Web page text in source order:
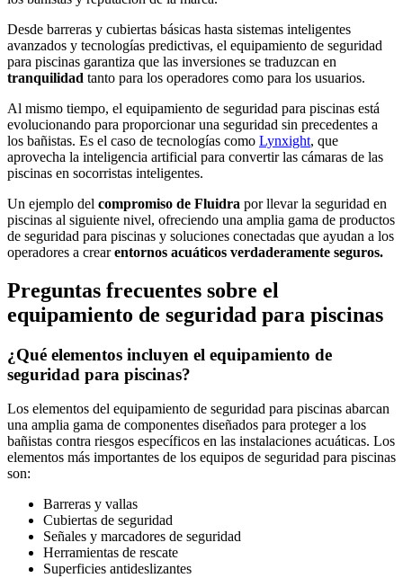
Desde barreras y cubiertas básicas hasta sistemas inteligentes
avanzados y tecnologías predictivas, el equipamiento de seguridad
para piscinas garantiza que las inversiones se traduzcan en
tranquilidad tanto para los operadores como para los usuarios.
Al mismo tiempo, el equipamiento de seguridad para piscinas está
evolucionando para proporcionar una seguridad sin precedentes a
los bañistas. Es el caso de tecnologías como Lynxight, que
aprovecha la inteligencia artificial para convertir las cámaras de las
piscinas en socorristas inteligentes.
Un ejemplo del compromiso de Fluidra por llevar la seguridad en
piscinas al siguiente nivel, ofreciendo una amplia gama de productos
de seguridad para piscinas y soluciones conectadas que ayudan a los
operadores a crearentornos acuáticos verdaderamente seguros.
Preguntas frecuentes sobre el
equipamiento de seguridad para piscinas
¿Qué elementos incluyen el equipamiento de
seguridad para piscinas?
Los elementos del equipamiento de seguridad para piscinas abarcan
una amplia gama de componentes diseñados para proteger a los
bañistas contra riesgos específicos en las instalaciones acuáticas. Los
elementos más importantes de los equipos de seguridad para piscinas
son:
Barreras y vallas
Cubiertas de seguridad
Señales y marcadores de seguridad
Herramientas de rescate
Superficies antideslizantes